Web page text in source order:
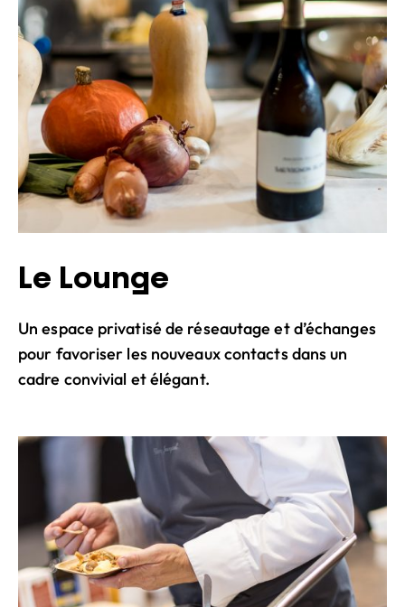
Le Lounge
Un espace privatisé de réseautage et d’échanges
pour favoriser les nouveaux contacts dans un
cadre convivial et élégant.